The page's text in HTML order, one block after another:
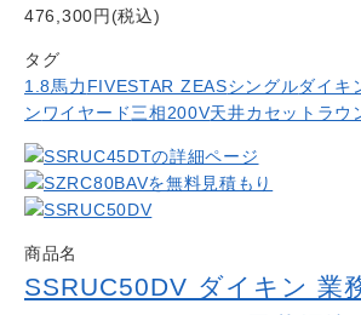
476,300円(税込)
タグ
1.8馬力 FIVESTAR ZEASシングルダイキ
ンワイヤード三相200V天井カセットラウ
商品名
SSRUC50DV ダイキン 業